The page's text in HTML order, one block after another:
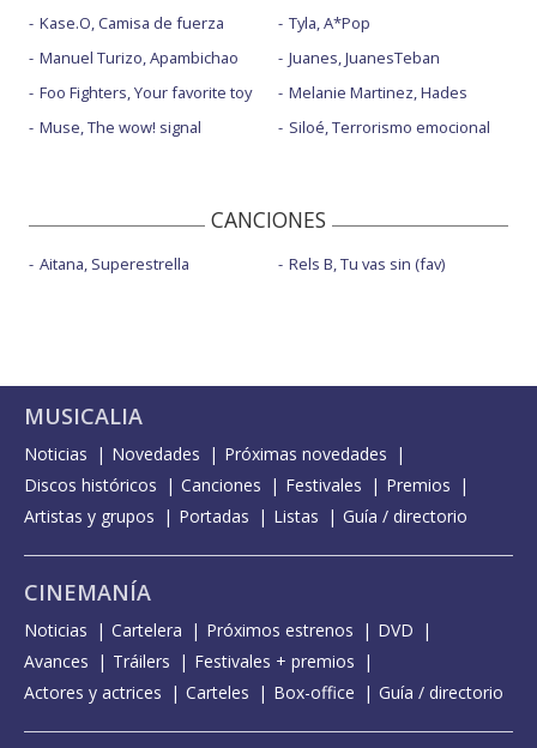
Kase.O, Camisa de fuerza
Manuel Turizo, Apambichao
Foo Fighters, Your favorite toy
Muse, The wow! signal
Tyla, A*Pop
Juanes, JuanesTeban
Melanie Martinez, Hades
Siloé, Terrorismo emocional
CANCIONES
Aitana, Superestrella Rels B, Tu vas sin (fav)
MUSICALIA
Noticias Novedades
Próximas novedades
Discos históricos
Canciones Festivales
Premios
Artistas y grupos
Portadas Listas Guía / directorio
CINEMANÍA
Noticias Cartelera Próximos estrenos
DVD
Avances
Tráilers
Festivales + premios
Actores y actrices
Carteles Box-office Guía / directorio